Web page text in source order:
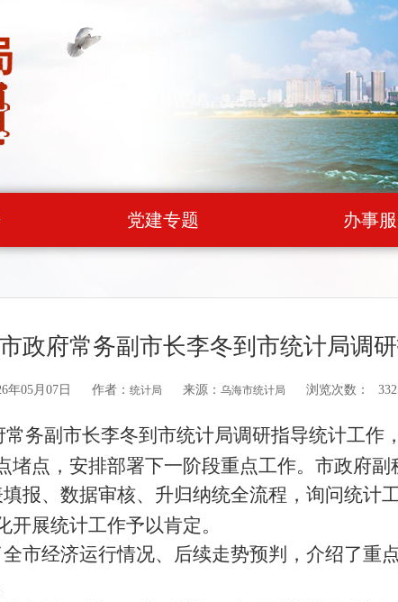
党建专题 办事
政府常务副市长李冬到市统计局调
年05月07日 作者： 统计局 来源： 乌海市统计局 浏览次数： 332
常务副市长李冬到 市统计局调研指导统计工作
点，安排部署下一阶段重点工作。市政府副
报、 数据审核、 升归纳统全流程，询问统计
展统计工作予以肯定。
市经济运行情况、后续走势预判，介绍了重